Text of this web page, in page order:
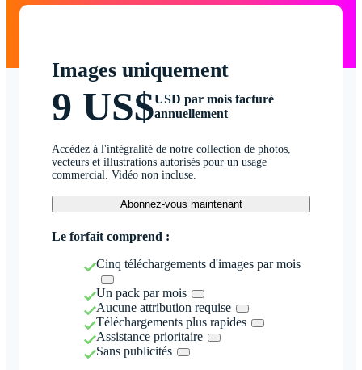
Images uniquement
9 US$USD par mois facturé
annuellement
Accédez à l'intégralité de notre collection de photos,
vecteurs et illustrations autorisés pour un usage
commercial. Vidéo non incluse.
Abonnez-vous maintenant
Le forfait comprend :
Cinq téléchargements d'images par mois
Un pack par mois
Aucune attribution requise
Téléchargements plus rapides
Assistance prioritaire
Sans publicités